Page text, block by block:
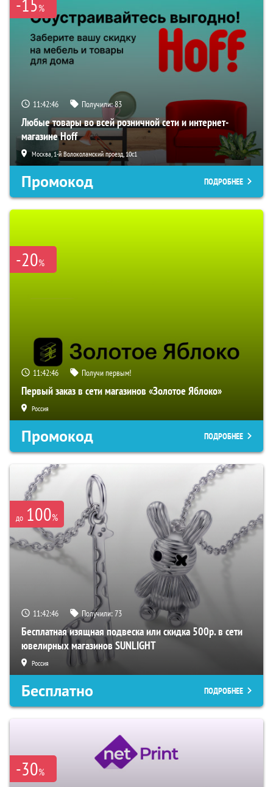
%
11:42:45 Получили:83
Любые товары во всей розничной сети и интернет-
магазине Hoff
Москва, 1-й Волоколамский проезд, 10с1
Промокод ПОДРОБНЕЕ
-20%
11:42:45 Получи первым!
Первый заказ в сети магазинов «Золотое Яблоко»
Россия
Промокод ПОДРОБНЕЕ
до 100%
11:42:45 Получили:73
Бесплатная изящная подвеска или скидка 500р. в сети
ювелирных магазинов SUNLIGHT
Россия
Бесплатно ПОДРОБНЕЕ
-30%